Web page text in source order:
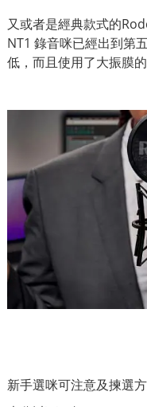
又或者是經典款式的
NT1 錄音咪已經出到第
低，而且使用了大振膜
新手選咪可注意及揀選方